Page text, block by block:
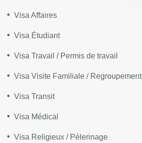
Visa Affaires
Visa Étudiant
Visa Travail / Permis de travail
Visa Visite Familiale / Regroupement
Visa Transit
Visa Médical
Visa Religieux / Pèlerinage